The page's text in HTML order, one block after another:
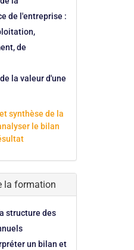
de l'entreprise :
de
la valeur d'une
synthèse de la
le bilan
la formation
structure des
un bilan et